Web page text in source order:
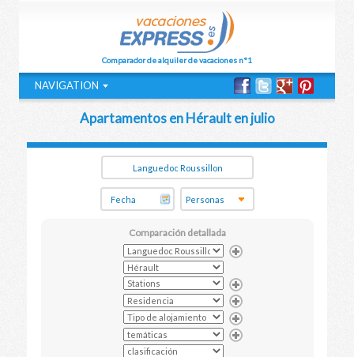
Comparador de alquiler de vacaciones n°1
Apartamentos en Hérault en julio
Comparación detallada
NAVIGATION